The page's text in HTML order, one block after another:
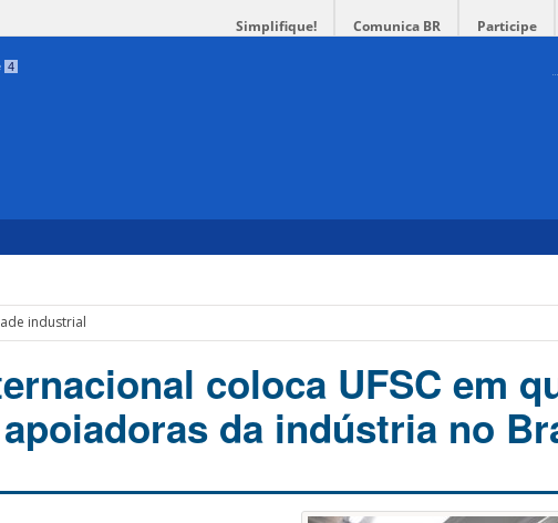
Simplifique! Comunica BR Participe
4
industrial
coloca UFSC em
da indústria no